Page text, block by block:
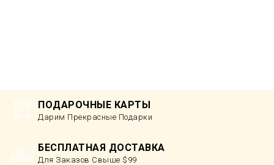
ПОДАРОЧНЫЕ КАРТЫ
Дарим Прекрасные Подарки
БЕСПЛАТНАЯ ДОСТАВКА
Для Заказов Свыше $99